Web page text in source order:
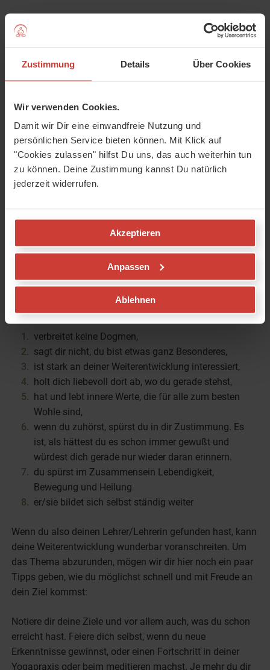
Zustimmung Details Über Cookies
Wir verwenden Cookies.
Damit wir Dir eine einwandfreie Nutzung und
persönlichen Service bieten können. Mit Klick auf
"Cookies zulassen" hilfst Du uns, das auch weiterhin tun
zu können. Deine Zustimmung kannst Du natürlich
jederzeit widerrufen.
Akzeptieren
Anpassen
Ablehnen
Was macht einen guten Yoga-Lehrer oder -
Acht sichere Zeichen, wie du einen wahren Lehrer*in
erkennst:
verbreitet keine Dogmen,
sagt dir nicht, du bist etwas ganz Besonderes,
ist stark an deiner Weiterentwicklung interessiert,
holt dich liebevoll dort ab, wo du gerade stehst,
hat und lebt innere Werte, die für alle zum besten
Wohle sind,
wenn du zuhörst, spürst du in dir Zustimmung. Es
ist, als hättest du es schon immer gewußt und
würdest dich gerade nur wieder daran erinnern.
du spürst im Zusammensein Lebendigkeit,
Bewegung und Heilung
er/sie bildet sich selbst ständig weiter
Wenn du also deinen Lehrer/Lehrerin gefunden hast, kann
deine Weiterentwicklung wunderbar voranschreiten. Um
das Thema abzurunden, mögen wir dir hier noch ein paar
Tipps geben, wie du möglichst schnell und mit Freude an
dein Ziel kommst:
Notiere dir deine Ziele und vor allem auch, was du schon
erreicht hast. Feiere dich selbst, wenn du neue
Erkenntnisse gewinnst, oder einen Fortschritt in deiner
Yogapraxis oder beim meditieren machst. Je mehr du dir